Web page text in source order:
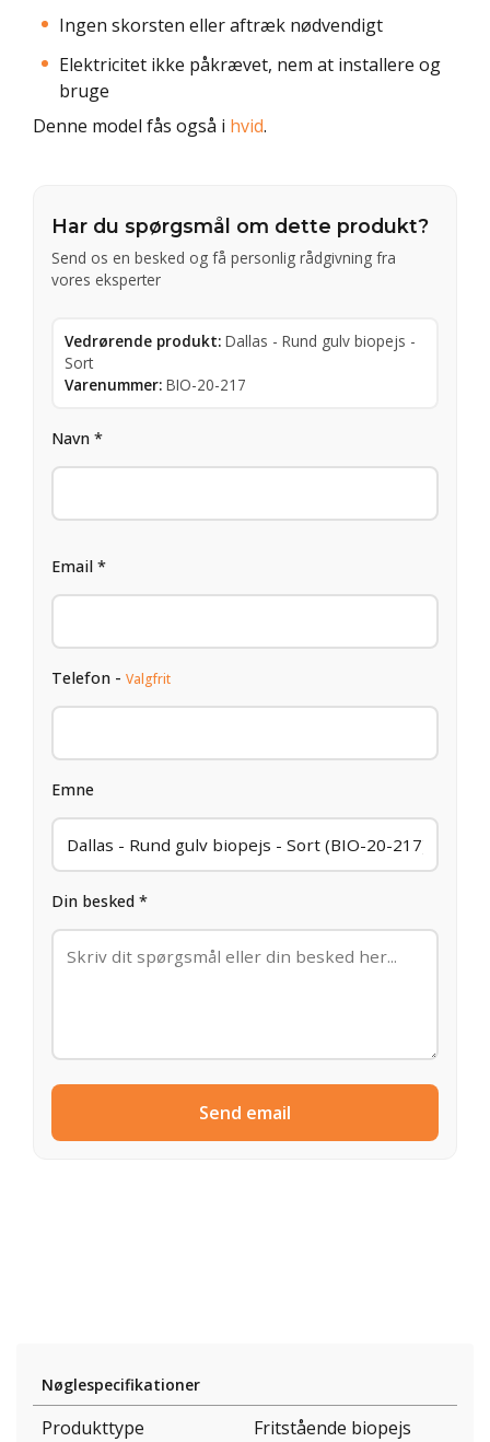
Ingen skorsten eller aftræk nødvendigt
Elektricitet ikke påkrævet, nem at installere og
bruge
Denne model fås også i hvid.
Har du spørgsmål om dette produkt?
Send os en besked og få personlig rådgivning fra
vores eksperter
Vedrørende produkt: Dallas - Rund gulv biopejs -
Sort
Varenummer: BIO-20-217
Navn *
Email *
Telefon - Valgfrit
Emne
Din besked *
Send email
Nøglespecifikationer
Produkttype
Fritstående biopejs